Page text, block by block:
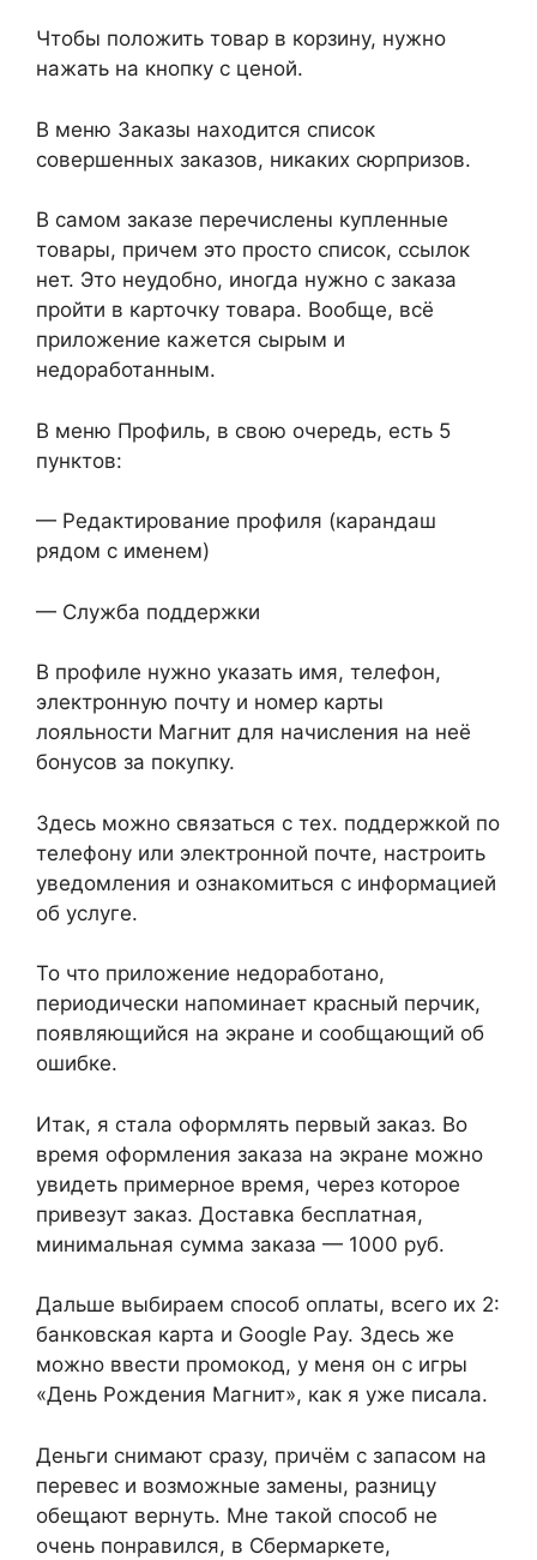
Чтобы положить товар в корзину, нужно
нажать на кнопку с ценой.
В меню Заказы находится список
совершенных заказов, никаких сюрпризов.
В самом заказе перечислены купленные
товары, причем это просто список, ссылок
нет. Это неудобно, иногда нужно с заказа
пройти в карточку товара. Вообще, всё
приложение кажется сырым и
недоработанным.
В меню Профиль, в свою очередь, есть 5
пунктов:
— Редактирование профиля (карандаш
рядом с именем)
— Служба поддержки
В профиле нужно указать имя, телефон,
электронную почту и номер карты
лояльности Магнит для начисления на неё
бонусов за покупку.
Здесь можно связаться с тех. поддержкой по
телефону или электронной почте, настроить
уведомления и ознакомиться с информацией
об услуге.
То что приложение недоработано,
периодически напоминает красный перчик,
появляющийся на экране и сообщающий об
ошибке.
Итак, я стала оформлять первый заказ. Во
время оформления заказа на экране можно
увидеть примерное время, через которое
привезут заказ. Доставка бесплатная,
минимальная сумма заказа — 1000 руб.
Дальше выбираем способ оплаты, всего их 2:
банковская карта и Google Pay. Здесь же
можно ввести промокод, у меня он с игры
«День Рождения Магнит», как я уже писала.
Деньги снимают сразу, причём с запасом на
перевес и возможные замены, разницу
обещают вернуть. Мне такой способ не
очень понравился, в Сбермаркете,